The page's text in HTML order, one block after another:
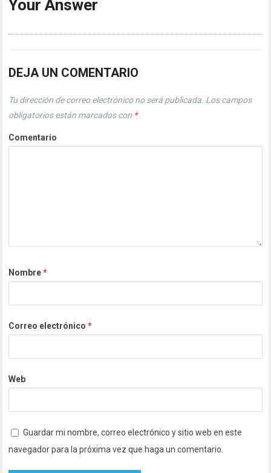
Your Answer
DEJA UN COMENTARIO
Tu dirección de correo electrónico no será publicada. Los campos
obligatorios están marcados con *
Comentario
Nombre*
Correo electrónico*
Web
Guardar mi nombre, correo electrónico y sitio web en este
navegador para la próxima vez que haga un comentario.